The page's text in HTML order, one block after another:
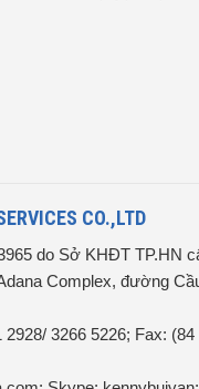
CO.,LTD
do Sở KHĐT TP.HN
Complex, đường
3266 5226; Fax: